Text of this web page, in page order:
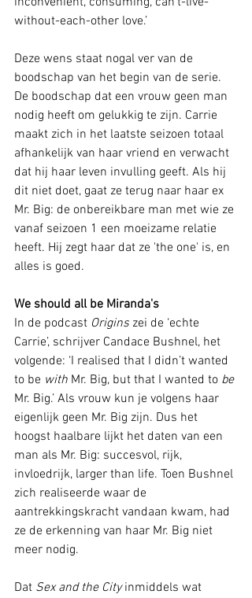
without-each-other love.’
Deze wens staat nogal ver van de
boodschap van het begin van de serie.
De boodschap dat een vrouw geen man
nodig heeft om gelukkig te zijn. Carrie
maakt zich in het laatste seizoen totaal
afhankelijk van haar vriend en verwacht
dat hij haar leven invulling geeft. Als hij
dit niet doet, gaat ze terug naar haar ex
Mr. Big: de onbereikbare man met wie ze
vanaf seizoen 1 een moeizame relatie
heeft. Hij zegt haar dat ze 'the one' is, en
alles is goed.
We should all be Miranda's
In de podcast Origins zei de ‘echte
Carrie’, schrijver Candace Bushnel, het
volgende: ‘I realised that I didn’t wanted
to be with Mr. Big, but that I wanted to be
Mr. Big.’ Als vrouw kun je volgens haar
eigenlijk geen Mr. Big zijn. Dus het
hoogst haalbare lijkt het daten van een
man als Mr. Big: succesvol, rijk,
invloedrijk, larger than life. Toen Bushnel
zich realiseerde waar de
aantrekkingskracht vandaan kwam, had
ze de erkenning van haar Mr. Big niet
meer nodig.
Dat Sex and the City inmiddels wat